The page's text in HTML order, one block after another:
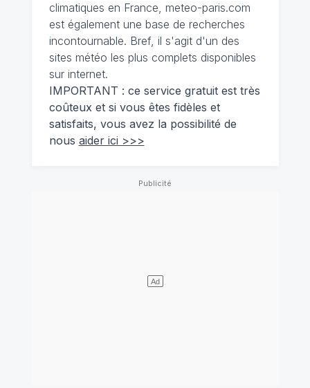
climatiques en France, meteo-paris.com
est également une base de recherches
incontournable. Bref, il s'agit d'un des
sites météo les plus complets disponibles
sur internet.
IMPORTANT : ce service gratuit est très
coûteux et si vous êtes fidèles et
satisfaits, vous avez la possibilité de
nous aider ici >>>